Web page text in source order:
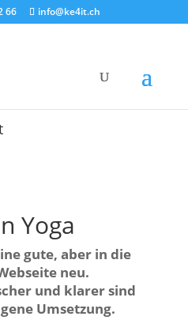
66 info@ke4it.ch
Yoga
gute, aber in die
neu.
und klarer sind
Umsetzung.